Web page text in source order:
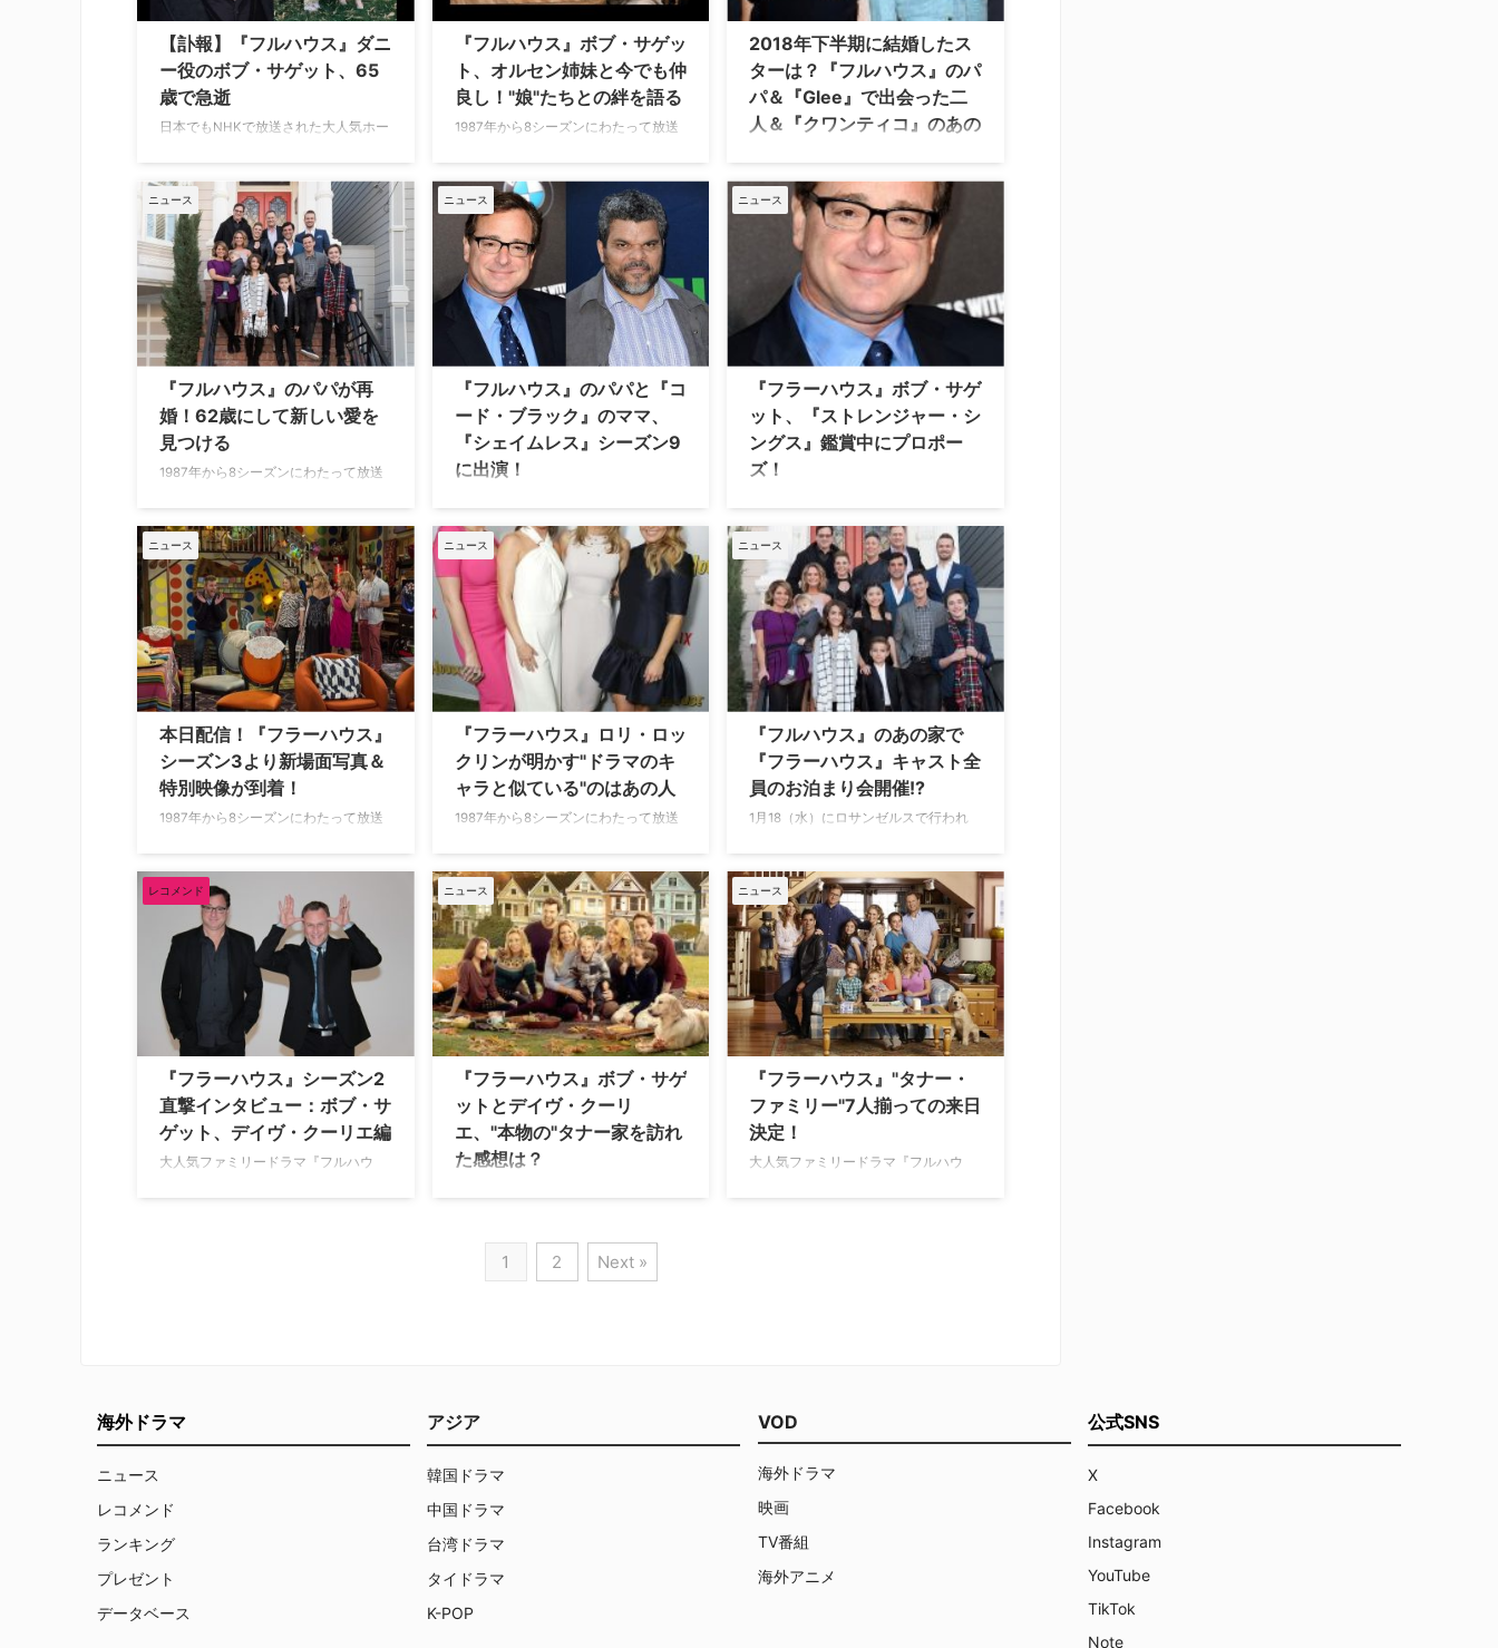
【訃報】『フルハウス』ダニ
ー役のボブ・サゲット、65
歳で急逝
日本でもNHKで放送された大人気ホー
ハウス』。一家の主ダニー役でおなじ
みのボブ・サゲットが、1月9日（日）
に65歳でこの世を去った。米Varietyな
ど複数のメディアが一斉に報じてい
る。 現地時間、9日午後4時過ぎ。
ザ・リッツ・カールトン・オー…
『フルハウス』ボブ・サゲッ
ト、オルセン姉妹と今でも仲
良し！"娘"たちとの絆を語る
1987年から8シーズンにわたって放送
Netflixオリジナルシリーズ『フラーハ
ウス』。両シリーズで、父親ダニーを
演じるボブ・サゲットが、ミシェルを
演じていたアシュレイ＆メアリー＝ケ
イト・オルセン姉妹と今でも仲が良い
と告白した。米E!Onlineが報…
2018年下半期に結婚したス
ターは？『フルハウス』のパ
パ＆『Glee』で出会った二
人＆『クワンティコ』のあの
2018年も多くのスターたちの出会いや
別れを報じてきたが、その中から結婚
に至ったスターたちを＜前・後編＞と
して振り返ってみよう。＜後編＞とな
る今年7月～12月は？ 【関連記事】
2018年上半期に結婚したスターは？ ■
シャリータ・グラント×サブリナ・ス
カウ デートアプリを通じて知り合った
二人は、2016年10月から交際を…
ニュース
『フルハウス』のパパが再
婚！62歳にして新しい愛を
見つける
1987年から8シーズンにわたって放送
Netflixオリジナルシリーズ『フラーハ
ウス』。両シリーズで、父親ダニーを
演じるボブ・サゲットが婚約中だった
フードブロガーのケリー・リッツォと
結婚したことが明らかにした。米
Entertainment Weekl…
ニュース
『フルハウス』のパパと『コ
ード・ブラック』のママ、
『シェイムレス』シーズン9
に出演！
を演じたボブ・サゲットと、医療ドラ
マ『コード・ブラック 生と死の間
で』でER（救命処置室）のママことジ
ェシー・サランダー看護師長を演じた
ルイス・ガスマン。そんな二人が、米
Showtimeの人気コメディドラマ『シ
ェイムレス 俺たちに恥はない』シー
ズン…
ニュース
『フラーハウス』ボブ・サゲ
ット、『ストレンジャー・シ
ングス』鑑賞中にプロポー
ズ！
ハウス』と、その30年後の姿を描いた
Netflixオリジナルシリーズ『フラーハ
ウス』。両シリーズで、父親ダニーを
演じるボブ・サゲットが交際中だった
フードブロガーのケリー・リッツォに
プロポーズしたことを明らかにした。
【関連記事】『フラーハウス』シー…
ニュース
本日配信！『フラーハウス』
シーズン3より新場面写真＆
特別映像が到着！
1987年から8シーズンにわたって放送
オリジナルシリーズ、シーズン3の
Part1となる『フラーハウス 最高の夏
休み』の配信が本日からスタート！
30周年を迎える記念日に新シーズンか
らの新場面写真とアニバーサリー特別
映像が届いた。 新たな場面写…
ニュース
『フラーハウス』ロリ・ロッ
クリンが明かす"ドラマのキ
ャラと似ている"のはあの人
1987年から8シーズンにわたって放送
在Netflixで配信中の『フラーハウ
ス』、両作でベッキーを演じているロ
リ・ロックリンが、キャストの中のあ
る一人が、ドラマのキャラクターとそ
っくりであることを明かした。米
Entertainment Tonight…
ニュース
『フルハウス』のあの家で
『フラーハウス』キャスト全
員のお泊まり会開催!?
1月18（水）にロサンゼルスで行われ
見事フェイバリット・プレミアム・コ
メディー・シリーズ賞を受賞した『フ
ルハウス』の復活版である『フラーハ
ウス』。喜びを皆で分かち合ったキャ
ストから"全員のお泊まり会"が、あの
家で開催されるかも…
レコメンド
『フラーハウス』シーズン2
直撃インタビュー：ボブ・サ
ゲット、デイヴ・クーリエ編
大人気ファミリードラマ『フルハウ
ニュース
『フラーハウス』ボブ・サゲ
ットとデイヴ・クーリ
エ、"本物の"タナー家を訪れ
た感想は？
当の『フルハウス』の家になった感想
を聞いてみると、デイヴは「30年後に
ニュース
『フラーハウス』"タナー・
ファミリー"7人揃っての来日
決定！
大人気ファミリードラマ『フルハウ
1 2 Next »
海外ドラマ
ニュース
レコメンド
ランキング
プレゼント
データベース
アジア
韓国ドラマ
中国ドラマ
台湾ドラマ
タイドラマ
K-POP
VOD
海外ドラマ
映画
TV番組
海外アニメ
公式SNS
X
Facebook
Instagram
YouTube
TikTok
Note